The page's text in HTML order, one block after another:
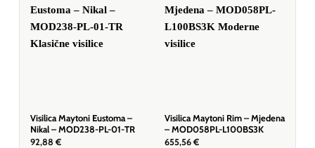
Visilica Maytoni Eustoma –
Nikal – MOD238-PL-01-TR
92,88 €
Visilica Maytoni Rim – Mjedena
– MOD058PL-L100BS3K
655,56 €